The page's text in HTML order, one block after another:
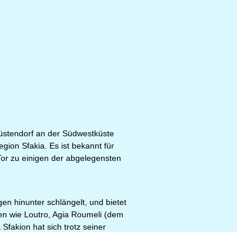
an der Südwestküste
Sfakia. Es ist bekannt für
zu einigen der abgelegensten
hinunter schlängelt, und bietet
wie Loutro, Agia Roumeli (dem
hat sich trotz seiner